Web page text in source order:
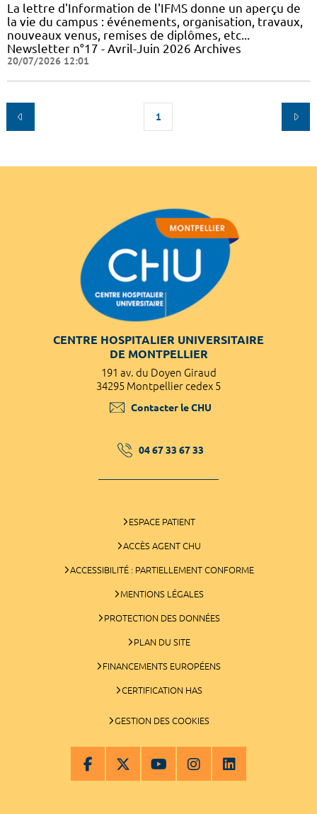
La lettre d'Information de l'IFMS donne un aperçu de
la vie du campus : événements, organisation, travaux,
nouveaux venus, remises de diplômes, etc...
Newsletter n°17 - Avril-Juin 2026 Archives
20/07/2026 12:01
1
CENTRE HOSPITALIER UNIVERSITAIRE
DE MONTPELLIER
191 av. du Doyen Giraud
34295 Montpellier cedex 5
Contacter le CHU
04 67 33 67 33
ESPACE PATIENT
ACCÈS AGENT CHU
ACCESSIBILITÉ : PARTIELLEMENT CONFORME
MENTIONS LÉGALES
PROTECTION DES DONNÉES
PLAN DU SITE
FINANCEMENTS EUROPÉENS
CERTIFICATION HAS
GESTION DES COOKIES